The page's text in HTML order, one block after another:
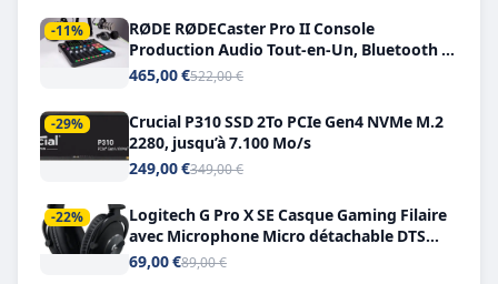
-11%
RØDE RØDECaster Pro II Console
Production Audio Tout-en-Un, Bluetooth et
Double USB-C
465,00 €522,00 €
-29%
Crucial P310 SSD 2To PCIe Gen4 NVMe M.2
2280, jusqu’à 7.100 Mo/s
249,00 €349,00 €
-22%
Logitech G Pro X SE Casque Gaming Filaire
avec Microphone Micro détachable DTS
Headphone X 7.1
69,00 €89,00 €